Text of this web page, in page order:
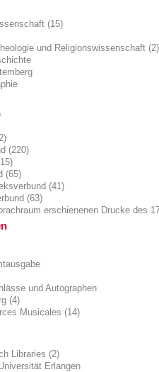
(15)
und Religionswissenschaft (2)
(220)
(65)
(41)
(63)
erschienenen Drucke des
und Autographen
(4)
Musicales (14)
Libraries (2)
Erlangen